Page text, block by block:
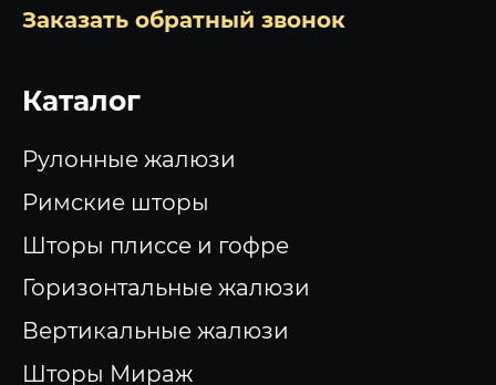
Заказать обратный звонок
Каталог
Рулонные жалюзи
Римские шторы
Шторы плиссе и гофре
Горизонтальные жалюзи
Вертикальные жалюзи
Шторы Мираж